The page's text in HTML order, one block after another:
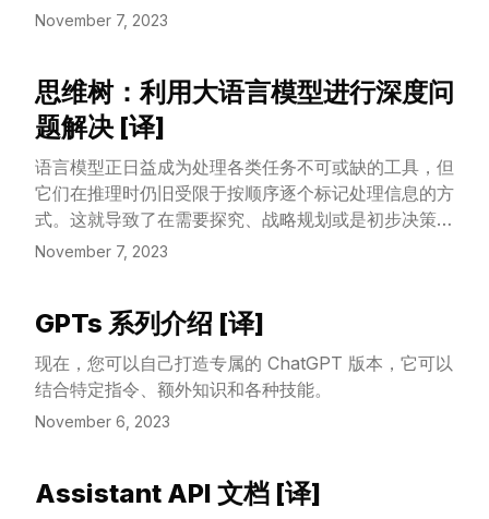
认的安全性行为（比如，通过 RLHF）。不过，对抗性
November 7, 2023
思维树：利用大语言模型进行深度问
题解决 [译]
语言模型正日益成为处理各类任务不可或缺的工具，但
它们在推理时仍旧受限于按顺序逐个标记处理信息的方
式。这就导致了在需要探究、战略规划或是初步决策至
关重要的任务中，它们的效果可能会打折扣。为了突破
的一种扩展。它让语言模型能够在连贯的文本单元（我
们称之为“思维”）中进行探索，这些“思维”是解题过程
中的关键中间步骤。ToT 使得语言模型能够通过权衡
多种不同的推理路径和自我评估决策来做出更加深思熟
虑的选择，并且能在必要时展望未来或者回顾过去，以
提升了语言模型在三个需要复杂规划或搜索的新型任务
上的解题能力：24 点游戏、创意写作和迷你填字谜。
November 7, 2023
View Article
GPTs 系列介绍 [译]
现在，您可以自己打造专属的 ChatGPT 版本，它可以
结合特定指令、额外知识和各种技能。
November 6, 2023
View Article
Assistant API 文档 [译]
View Article